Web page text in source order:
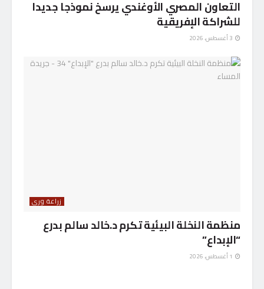
التعاون المصري الأوغندي يرسخ نموذجا جديدا
للشراكة الإفريقية
زراعة وري
منظمة النخلة البيئية تكرم د.خالد سالم بدرع
“الإبداع”